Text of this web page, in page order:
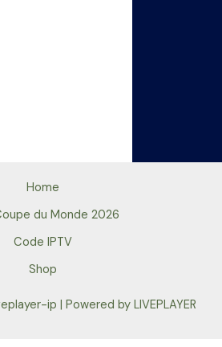
Home
du Monde 2026
Code IPTV
Shop
ip | Powered by LIVEPLAYER